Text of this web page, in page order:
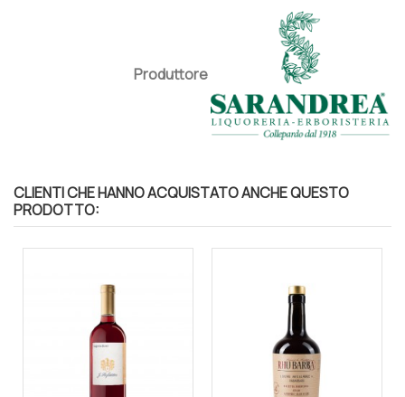
Produttore
CLIENTI CHE HANNO ACQUISTATO ANCHE QUESTO
PRODOTTO: